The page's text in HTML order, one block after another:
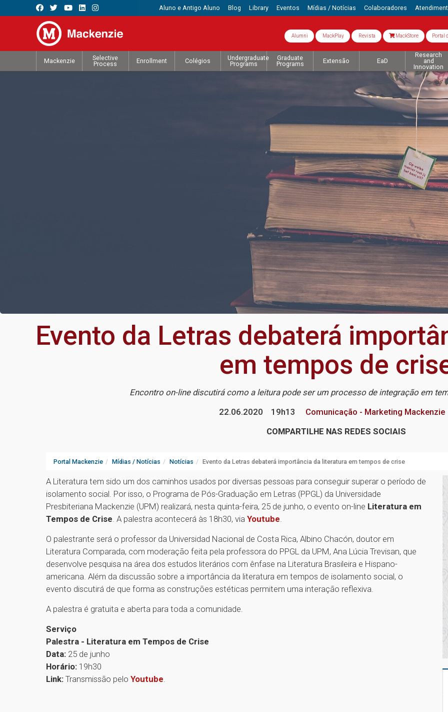
Aluno e Antigo Aluno Blog Library Eventos Mídias / Notícias Colaboradores
Alumni MackPlay Revista MackStore Portal
Mackenzie
Selective
Process
Enrollment Colégios
Undergraduate
Programs
Graduate
Programs
Extensão EaD
Research
and
Innovation
Evento da Letras debaterá
em tempos de
Encontro on-line discutirá como a leitura pode ser um processo de integração em
22.06.2020
19h13
Comunicação - Marketing Mackenzie
COMPARTILHE NAS REDES SOCIAIS
Portal Mackenzie Mídias / Notícias Notícias Evento da Letras debaterá importância da literatura em tempos de crise
A Literatura tem sido um dos caminhos usados por diversas pessoas para conseguir superar o período de
isolamento social. Por isso, o Programa de Pós-Graduação em Letras (PPGL) da Universidade
Presbiteriana Mackenzie (UPM) realizará, nesta quinta-feira, 25 de junho, o evento on-line Literatura em
Tempos de Crise. A palestra acontecerá às 18h30, via Youtube.
O palestrante será o professor da Universidad Nacional de Costa Rica, Albino Chacón, doutor em
Literatura Comparada, com moderação feita pela professora do PPGL da UPM, Ana Lúcia Trevisan, que
desenvolve pesquisa na área dos estudos literários com ênfase na Literatura Brasileira e Hispano-
americana. Além da discussão sobre a importância da literatura em tempos de isolamento social, o
evento discutirá de que forma as construções estéticas permitem uma interação reflexiva.
A palestra é gratuita e aberta para toda a comunidade.
Serviço
Palestra - Literatura em Tempos de Crise
Data: 25 de junho
Horário: 19h30
Link: Transmissão pelo Youtube.